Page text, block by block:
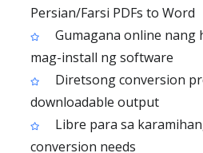
Persian/Farsi PDFs to Word
Gumagana online nang
mag-install ng software
Diretsong conversion
downloadable output
Libre para sa
conversion needs